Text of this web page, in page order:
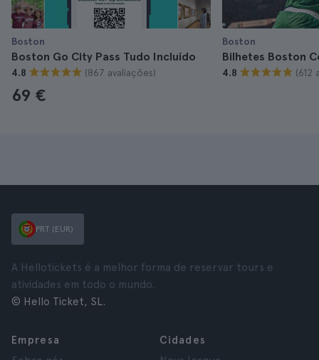
Boston
Boston Go City Pass Tudo Incluído
4.8 (867 avaliações)
69 €
Boston
Bilhetes Boston
4.8 (612
PRT (EUR)
A Hellotickets é a melhor forma de reservar tours e
atividades em todo o mundo.
© Hello Ticket, SL.
Empresa
Cidades